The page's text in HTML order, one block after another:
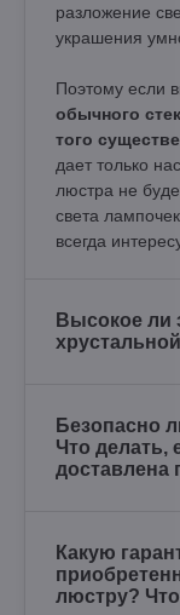
разложение
украшения
Поэтому если
обычного
того
дает только
люстра не
света
всегда
Высокое ли
Безопасно
Что делать,
доставлена
Какую
люстру?